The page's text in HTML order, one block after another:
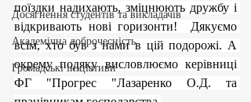
Досягнення студентів та викладачів
Академічна доброчесність
Громадські ініціативи
поїздки надихають, зміцнюють дружбу і
відкривають нові горизонти!  Дякуємо
всім, хто був з нами в цій подорожі. А
окрему подяку висловлюємо керівниці
ФГ "Прогрес "Лазаренко О.Д. та